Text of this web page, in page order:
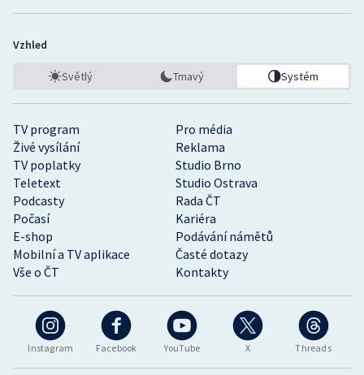
Instagram Facebook YouTube X Threads
TV program
Pro média
Živé vysílání
Reklama
TV poplatky
Studio Brno
Teletext
Studio Ostrava
Podcasty
Rada ČT
Počasí
Kariéra
E-shop
Podávání námětů
Mobilní a TV aplikace
Časté dotazy
Vše o ČT
Kontakty
Vzhled
Světlý Tmavý Systém